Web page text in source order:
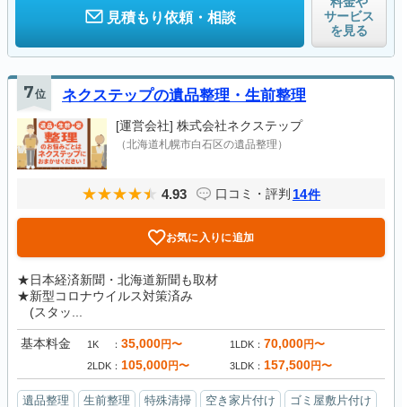
見積もり依頼・相談
サービス
を見る
7位 ネクステップの遺品整理・生前整理
[運営会社] 株式会社ネクステップ
（北海道札幌市白石区の遺品整理）
4.93 口コミ・評判 14件
お気に入りに追加
★日本経済新聞・北海道新聞も取材
★新型コロナウイルス対策済み
(スタッ...
基本料金 1K 35,000円〜 1LDK 70,000円〜
2LDK 105,000円〜 3LDK 157,500円〜
遺品整理 生前整理 特殊清掃 空き家片付け
ゴミ屋敷片付け